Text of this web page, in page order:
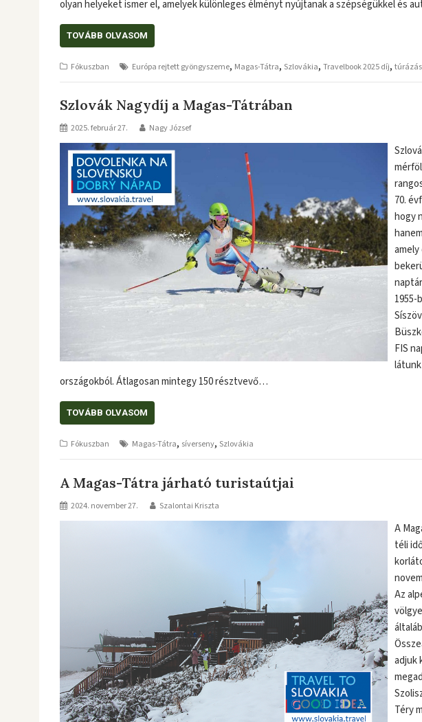
olyan helyeket ismer el, amelyek különleges élményt nyújtanak a szépségükkel és
TOVÁBB OLVASOM
Fókuszban Európa rejtett gyöngyszeme, Magas-Tátra, Szlovákia, Travelbook 2025 díj, túrázás
Szlovák Nagydíj a Magas-Tátrában
2025. február 27. Nagy József
70.
hogy
FIS
országokból. Átlagosan mintegy 150 résztvevő…
TOVÁBB OLVASOM
Fókuszban Magas-Tátra, síverseny, Szlovákia
A Magas-Tátra járható turistaútjai
2024. november 27. Szalontai Kriszta
A
téli
Az
adjuk
Téry